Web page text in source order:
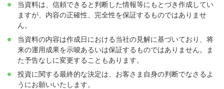
当資料は、信頼できると判断した情報等にもとづき作成してい
ますが、内容の正確性、完全性を保証するものではありませ
ん。
当資料の内容は作成日における当社の見解に基づいており、将
来の運用成果を示唆あるいは保証するものではありません。ま
た予告なしに変更することもあります。
投資に関する最終的な決定は、お客さま自身の判断でなさるよ
うにお願いいたします。